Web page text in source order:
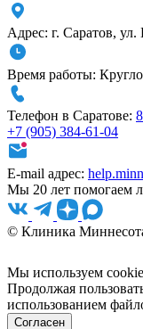
Адрес: г. Саратов, ул.
Время работы:
Телефон в Саратове:
+7 (905) 384-61-04
E-mail адрес:
Мы 20 лет помогаем
© Клиника
Мы используем
Продолжая
использованием
Согласен